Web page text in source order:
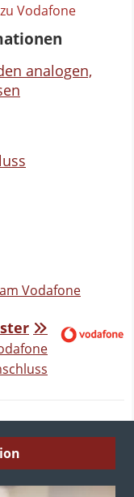
Vodafone
analogen,
Vodafone